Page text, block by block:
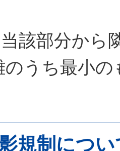
該部分から
のうち最小
規制につい